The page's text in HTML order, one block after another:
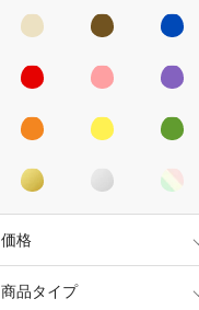
価格
商品タイプ